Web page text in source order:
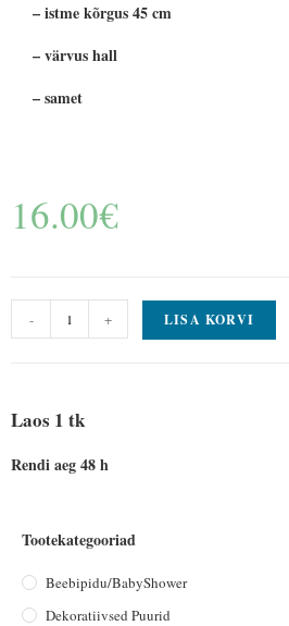
– istme kõrgus 45 cm
– värvus hall
– samet
16.00€
- + LISA KORVI
Laos 1 tk
Rendi aeg 48 h
Tootekategooriad
Beebipidu/BabyShower
Dekoratiivsed Puurid